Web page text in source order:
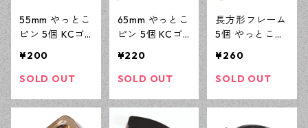
55mm やっとこ
ピン 5個 KCゴ
メイド土台 ヘ
パーツ 【en工
¥200
SOLD OUT
65mm やっとこ
ピン 5個 KCゴ
メイド土台 ヘ
パーツ 【en工
房】
¥220
SOLD OUT
長方形フレーム
5個 やっとこピ
ヘアクリップ
台 ヘアアクセ
¥260
SOLD OUT